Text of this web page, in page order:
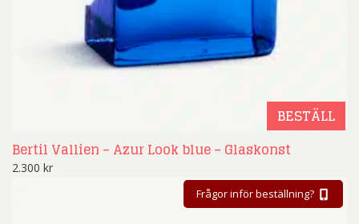
BESTÄLL
Bertil Vallien – Azur Look blue – Glaskonst
2.300 kr
Frågor inför beställning?